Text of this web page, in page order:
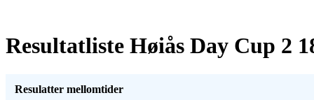
Resultatliste Høiås Day Cup 2
Resulatter mellomtider